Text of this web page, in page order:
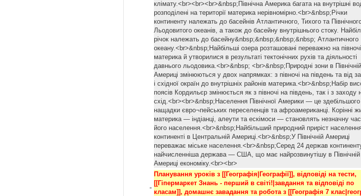
клімату.<br><br><br>&nbsp;Північна Америка багата на внутрішні
розподілені на території материка нерівномірно.<br>&nbsp;Річки
континенту належать до басейнів Атлантичного, Тихого та
Льодовитого океанів, а також до басейну внутрішнього стоку.
річок належать до басейну&nbsp;&nbsp;&nbsp;&nbsp; Атлантичного
океану.<br>&nbsp;Найбільші озера розташовані переважно на півночі
материка й утворилися в результаті тектонічних рухів та діяльності
давнього льодовика.<br>&nbsp; <br>&nbsp;Природні зони в Північній
Америці змінюються у двох напрямках: з півночі на південь та від
і східної окраїн до внутрішніх районів материка.<br>&nbsp;Набір
поясів Кордильєр змінюється як з півночі на південь, так і з заходу
схід.<br><br>&nbsp;Населення Північної Америки — це здебільшого
нащадки євро¬пейських переселенців та афроамериканці. Корінні
материка — індіанці, алеути та ескімоси — становлять незначну
його населення.<br>&nbsp;Найбільший природний приріст
континенті в Центральній Америці.<br>&nbsp;У Північній Америці
переважає міське населення.<br>&nbsp;Серед 24 держав
найчисленніша держава — США, що має найрозвинутішу в Північній
Америці економіку.<br><br>
-
Планування уроків з [[Географія|Географії]], відповіді на тести,
[[Гіпермаркет Знань - перший в світі!|завдання та відповіді по
класам]], домашнє завадання та робота з [[Географія 7